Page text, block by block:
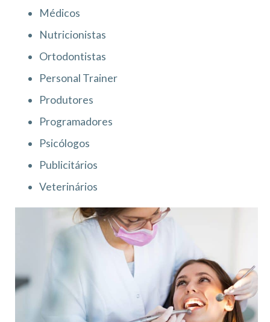
Médicos
Nutricionistas
Ortodontistas
Personal Trainer
Produtores
Programadores
Psicólogos
Publicitários
Veterinários